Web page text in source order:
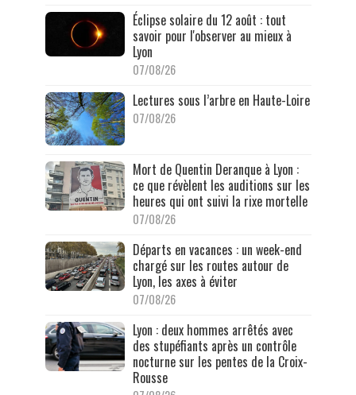
Éclipse solaire du 12 août : tout
savoir pour l'observer au mieux à
Lyon
07/08/26
Lectures sous l’arbre en Haute-Loire
07/08/26
Mort de Quentin Deranque à Lyon :
ce que révèlent les auditions sur les
heures qui ont suivi la rixe mortelle
07/08/26
Départs en vacances : un week-end
chargé sur les routes autour de
Lyon, les axes à éviter
07/08/26
Lyon : deux hommes arrêtés avec
des stupéfiants après un contrôle
nocturne sur les pentes de la Croix-
Rousse